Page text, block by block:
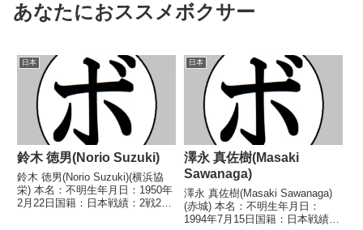
あなたにおススメボクサー
日本
鈴木 徳男(Norio Suzuki)
鈴木 徳男(Norio Suzuki)(横浜協
栄) 本名：不明生年月日：1950年
2月22日国籍：日本戦績：2戦2
日本
澤永 真佐樹(Masaki
Sawanaga)
澤永 真佐樹(Masaki Sawanaga)
(赤城) 本名：不明生年月日：
1994年7月15日国籍：日本戦績：